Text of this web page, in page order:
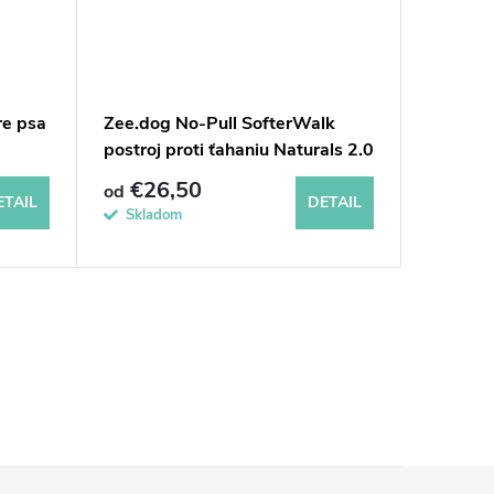
psa
Zee.dog No-Pull SofterWalk
postroj proti ťahaniu Naturals 2.0
Cacao
od €26,50
Skladom
DETAIL